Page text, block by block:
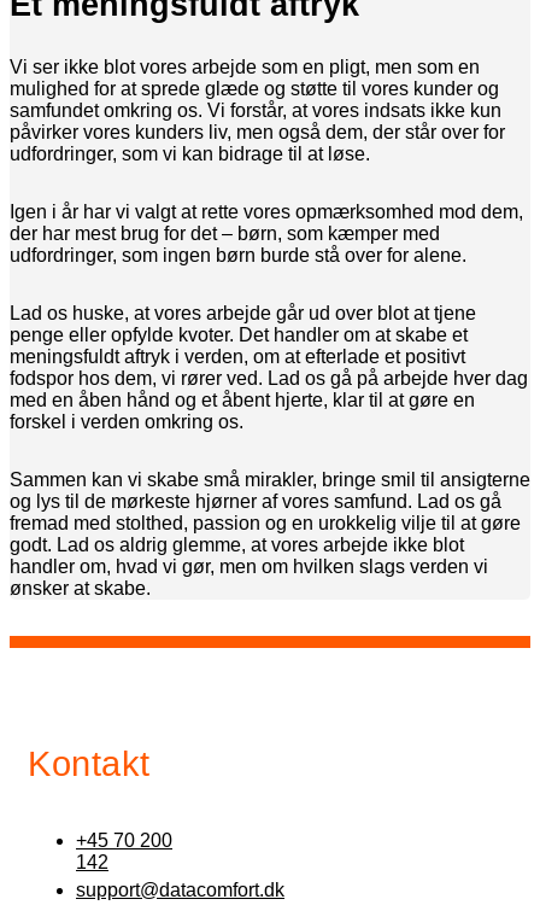
Vi ser ikke blot vores arbejde som en pligt, men som en
mulighed for at sprede glæde og støtte til vores kunder og
samfundet omkring os. Vi forstår, at vores indsats ikke kun
påvirker vores kunders liv, men også dem, der står over for
udfordringer, som vi kan bidrage til at løse.
Igen i år har vi valgt at rette vores opmærksomhed mod dem,
der har mest brug for det – børn, som kæmper med
udfordringer, som ingen børn burde stå over for alene.
Lad os huske, at vores arbejde går ud over blot at tjene
penge eller opfylde kvoter. Det handler om at skabe et
meningsfuldt aftryk i verden, om at efterlade et positivt
fodspor hos dem, vi rører ved. Lad os gå på arbejde hver dag
med en åben hånd og et åbent hjerte, klar til at gøre en
forskel i verden omkring os.
Sammen kan vi skabe små mirakler, bringe smil til ansigterne
og lys til de mørkeste hjørner af vores samfund. Lad os gå
fremad med stolthed, passion og en urokkelig vilje til at gøre
godt. Lad os aldrig glemme, at vores arbejde ikke blot
handler om, hvad vi gør, men om hvilken slags verden vi
ønsker at skabe.
Kontakt
+45 70 200
142
support@datacomfort.dk